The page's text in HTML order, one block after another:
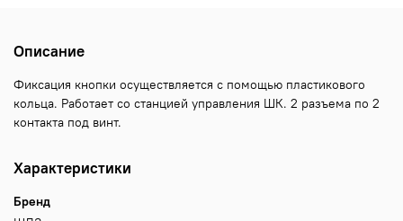
Описание
Фиксация кнопки осуществляется с помощью пластикового
кольца. Работает со станцией управления ШК. 2 разъема по 2
контакта под винт.
Характеристики
Бренд